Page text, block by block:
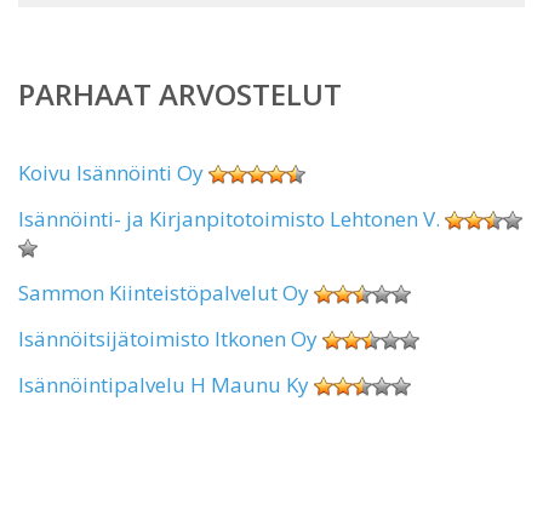
PARHAAT ARVOSTELUT
Koivu Isännöinti Oy
Isännöinti- ja Kirjanpitotoimisto Lehtonen V.
Sammon Kiinteistöpalvelut Oy
Isännöitsijätoimisto Itkonen Oy
Isännöintipalvelu H Maunu Ky